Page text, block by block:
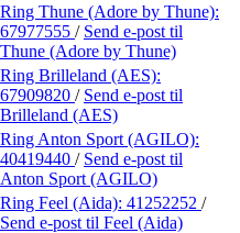
Ring Thune (Adore by Thune):
67977555 / Send e-post til
Thune (Adore by Thune)
Ring Brilleland (AES):
67909820 / Send e-post til
Brilleland (AES)
Ring Anton Sport (AGILO):
40419440 / Send e-post til
Anton Sport (AGILO)
Ring Feel (Aida): 41252252 /
Send e-post til Feel (Aida)